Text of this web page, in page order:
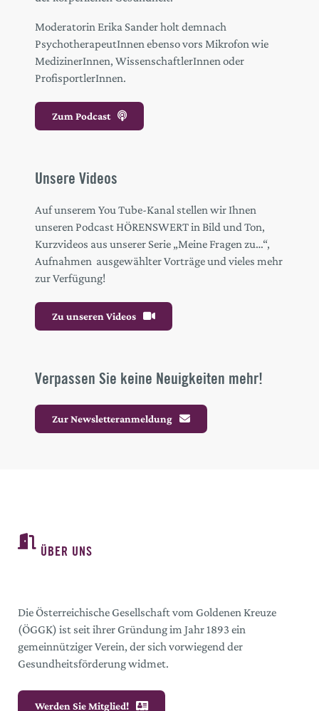
Moderatorin Erika Sander holt demnach
PsychotherapeutInnen ebenso vors Mikrofon wie
MedizinerInnen, WissenschaftlerInnen oder
ProfisportlerInnen.
Zum Podcast
Unsere Videos
Auf unserem You Tube-Kanal stellen wir Ihnen
unseren Podcast HÖRENSWERT in Bild und Ton,
Kurzvideos aus unserer Serie „Meine Fragen zu…“,
Aufnahmen ausgewählter Vorträge und vieles mehr
zur Verfügung!
Zu unseren Videos
Verpassen Sie keine Neuigkeiten mehr!
Zur Newsletteranmeldung
ÜBER UNS
Die Österreichische Gesellschaft vom Goldenen Kreuze
(ÖGGK) ist seit ihrer Gründung im Jahr 1893 ein
gemeinnütziger Verein, der sich vorwiegend der
Gesundheitsförderung widmet.
Werden Sie Mitglied!